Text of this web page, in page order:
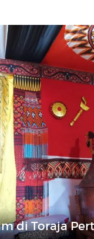
di Toraja